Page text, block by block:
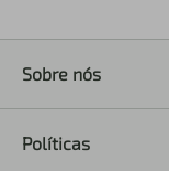
Sobre nós
Políticas